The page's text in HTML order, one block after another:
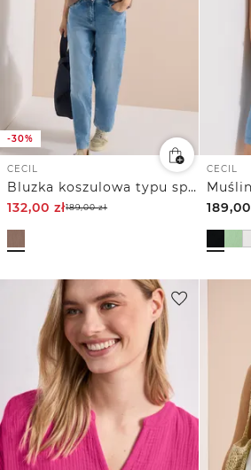
-30%
CECIL
Bluzka koszulowa typu split neck z muślinu
132,00 zł189,00zł
CECIL
189,00